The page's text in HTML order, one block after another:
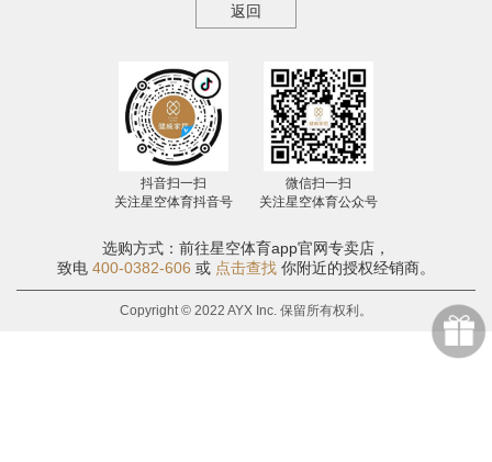
返回
抖音扫一扫
关注星空体育抖音号
微信扫一扫
关注星空体育公众号
选购方式：前往星空体育app官网专卖店，
致电 400-0382-606 或 点击查找 你附近的授权经销商。
Copyright © 2022 AYX Inc. 保留所有权利。